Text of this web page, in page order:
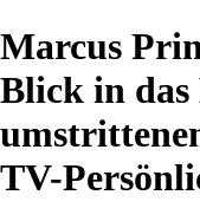
Marcus
Blick in das
TV-